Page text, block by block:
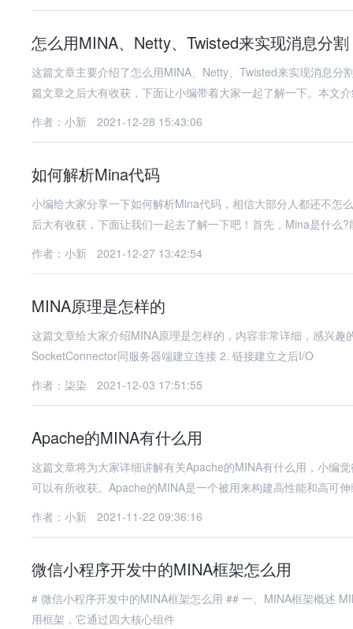
怎么用MINA、Netty、Twisted来实现消息分割
这篇文章主要介绍了怎么用MINA、Netty、Twisted来实现消息
篇文章之后大有收获，下面让小编带着大家一起了解一下。本文
作者：小新
2021-12-28 15:43:06
如何解析Mina代码
小编给大家分享一下如何解析Mina代码，相信大部分人都还不怎
后大有收获，下面让我们一起去了解一下吧！首先，Mina是什么
作者：小新
2021-12-27 13:42:54
MINA原理是怎样的
这篇文章给大家介绍MINA原理是怎样的，内容非常详细，感兴
SocketConnector同服务器端建立连接 2. 链接建立之后I/O
作者：柒染
2021-12-03 17:51:55
Apache的MINA有什么用
这篇文章将为大家详细讲解有关Apache的MINA有什么用，小编
可以有所收获。Apache的MINA是一个被用来构建高性能和高可
作者：小新
2021-11-22 09:36:16
微信小程序开发中的MINA框架怎么用
# 微信小程序开发中的MINA框架怎么用 ## 一、MINA框架概述 MINA（Mini Program Native Architecture）是微信小程序官方提供的应
用框架，它通过四大核心组件